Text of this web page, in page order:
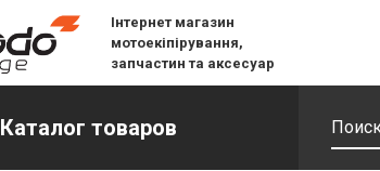
Інтернет магазин
мотоекіпірування,
запчастин та аксесуар
Каталог товаров